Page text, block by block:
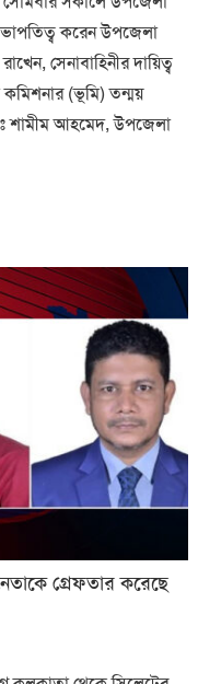
করেন উপজেলা
সেনাবাহিনীর দায়িত্ব
কমিশনার (ভূমি) তন্ময়
শামীম আহমেদ, উপজেলা
গ্রেফতার করেছে